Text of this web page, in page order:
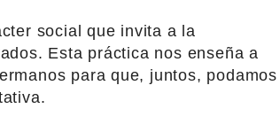
social que invita a la
Esta práctica nos enseña a
para que, juntos, podamos